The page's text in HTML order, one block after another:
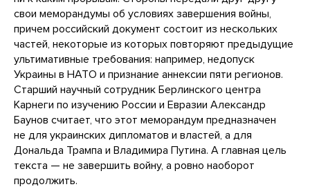
свои меморандумы об условиях завершения войны,
причем российский документ состоит из нескольких
частей, некоторые из которых повторяют предыдущие
ультимативные требования: например, недопуск
Украины в НАТО и признание аннексии пяти регионов.
Старший научный сотрудник Берлинского центра
Карнеги по изучению России и Евразии Александр
Баунов считает, что этот меморандум предназначен
не для украинских дипломатов и властей, а для
Дональда Трампа и Владимира Путина. А главная цель
текста — не завершить войну, а ровно наоборот
продолжить.